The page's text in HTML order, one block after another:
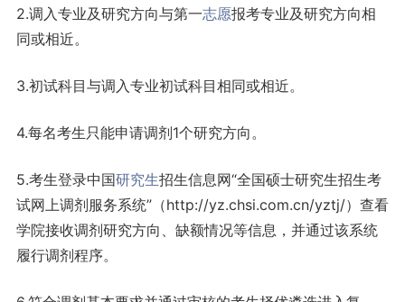
2.调入专业及研究方向与第一志愿报考专业及研究方向相
同或相近。
3.初试科目与调入专业初试科目相同或相近。
4.每名考生只能申请调剂1个研究方向。
5.考生登录中国研究生招生信息网“全国硕士研究生招生考
试网上调剂服务系统”（http://yz.chsi.com.cn/yztj/）查看
学院接收调剂研究方向、缺额情况等信息，并通过该系统
履行调剂程序。